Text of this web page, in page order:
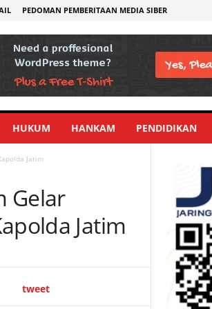
PEDOMAN PEMBERITAAN MEDIA SIBER
HUKUM HANKAM PENDIDIKAN
Jatim
Gelar
Jatim
tweet